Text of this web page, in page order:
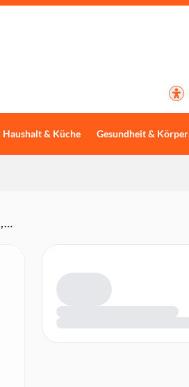
Haushalt & Küche Gesundheit &